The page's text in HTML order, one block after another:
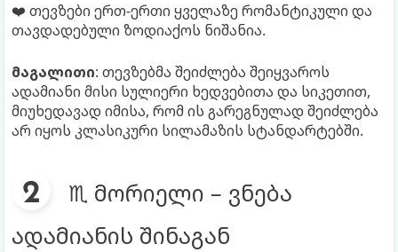
❤️ თევზები ერთ-ერთი ყველაზე რომანტიკული და
თავდადებული ზოდიაქოს ნიშანია.
მაგალითი: თევზებმა შეიძლება შეიყვაროს
ადამიანი მისი სულიერი ხედვებითა და სიკეთით,
მიუხედავად იმისა, რომ ის გარეგნულად შეიძლება
არ იყოს კლასიკური სილამაზის სტანდარტებში.
♏ მორიელი – ვნება
ადამიანის შინაგან